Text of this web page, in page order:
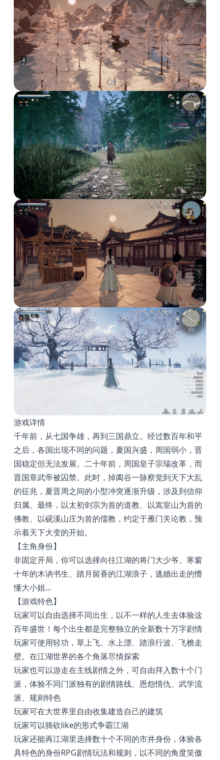
游戏详情
千年前，从七国争雄，再到三国鼎立。经过数百年和平
之后，各国出现不同的问题，夏国兴盛，周国弱小，晋
国稳定但无法发展。二十年前，周国皇子宗瑞改革，而
晋国章武帝被囚禁。此时，掉阖谷一脉察觉到天下大乱
的征兆，夏晋周之间的小型冲突逐渐升级，涉及到信仰
归属。最终，以太初剑宗为首的道教、以嵩室山为首的
佛教、以砚溪山庄为首的儒教，约定于雁门关论教，预
示着天下大变的开始。
【主角身份】
非固定开局，你可以选择向往江湖的将门大少爷、寒窗
十年的木讷书生、踏月留香的江湖浪子，逃婚出走的懵
懂大小姐...
【游戏特色】
玩家可以自由选择不同出生，以不一样的人生去体验这
百年盛世！每个出生都是完整独立的全新数十万字剧情
玩家可使用轻功，草上飞、水上漂、踏浪行波、飞檐走
壁。在江湖世界的各个角落尽情探索
玩家也可以游走在主线剧情之外，可自由拜入数十个门
派，体验不同门派独有的剧情路线、恩怨情仇、武学流
派、规则特色
玩家可在大世界里自由收集建造自己的建筑
玩家可以骑砍like的形式争霸江湖
玩家还能再江湖里选择数十个不同的市井身份，体验各
具特色的身份RPG剧情玩法和规则，以不同的角度笑傲